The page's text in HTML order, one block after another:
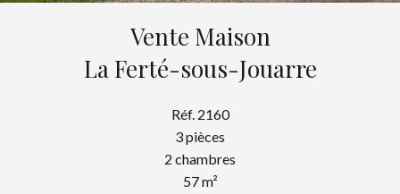
Vente Maison
La Ferté-sous-Jouarre
Réf. 2160
3 pièces
2 chambres
57 m²